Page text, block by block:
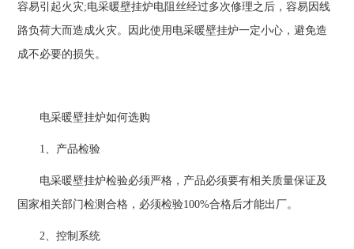
容易引起火灾;电采暖壁挂炉电阻丝经过多次修理之后，容易因线
路负荷大而造成火灾。因此使用电采暖壁挂炉一定小心，避免造
成不必要的损失。
电采暖壁挂炉如何选购
1、产品检验
电采暖壁挂炉检验必须严格，产品必须要有相关质量保证及
国家相关部门检测合格，必须检验100%合格后才能出厂。
2、控制系统